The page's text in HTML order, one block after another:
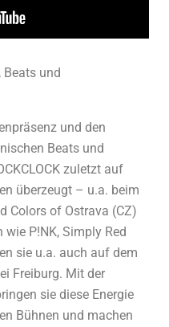
Beats und
und den
Beats und
zuletzt auf
überzeugt – u.a. beim
Colors of Ostrava (CZ)
P!NK, Simply Red
sie u.a. auch auf dem
Freiburg. Mit der
sie diese Energie
Bühnen und machen